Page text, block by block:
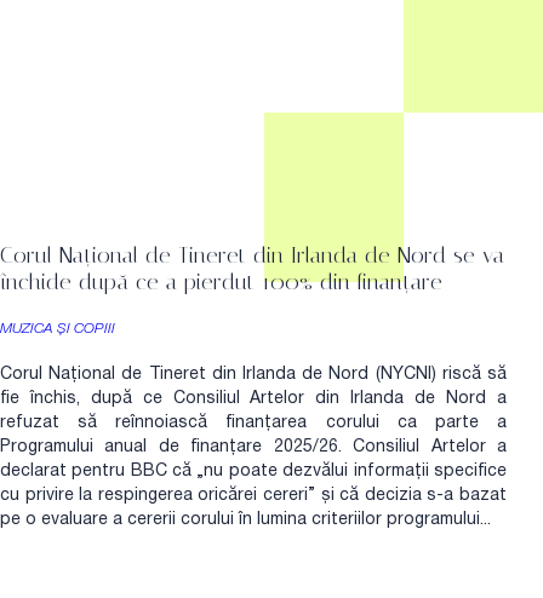
Corul Național de Tineret din Irlanda de Nord se va
închide după ce a pierdut 100% din finanțare
MUZICA ȘI COPIII
Corul Național de Tineret din Irlanda de Nord (NYCNI) riscă să
fie închis, după ce Consiliul Artelor din Irlanda de Nord a
refuzat să reînnoiască finanțarea corului ca parte a
Programului anual de finanțare 2025/26. Consiliul Artelor a
declarat pentru BBC că „nu poate dezvălui informații specifice
cu privire la respingerea oricărei cereri” și că decizia s-a bazat
pe o evaluare a cererii corului în lumina criteriilor programului...